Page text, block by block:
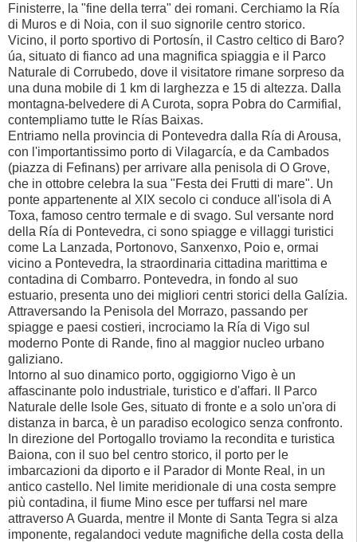
Finisterre, la "fine della terra" dei romani. Cerchiamo la Ría
di Muros e di Noia, con il suo signorile centro storico.
Vicino, il porto sportivo di Portosín, il Castro celtico di Baro?
úa, situato di fianco ad una magnifica spiaggia e il Parco
Naturale di Corrubedo, dove il visitatore rimane sorpreso da
una duna mobile di 1 km di larghezza e 15 di altezza. Dalla
montagna-belvedere di A Curota, sopra Pobra do Carmifial,
contempliamo tutte le Rías Baixas.
Entriamo nella provincia di Pontevedra dalla Ría di Arousa,
con l'importantissimo porto di Vilagarcía, e da Cambados
(piazza di Fefinans) per arrivare alla penisola di O Grove,
che in ottobre celebra la sua "Festa dei Frutti di mare". Un
ponte appartenente al XIX secolo ci conduce all'isola di A
Toxa, famoso centro termale e di svago. Sul versante nord
della Ría di Pontevedra, ci sono spiagge e villaggi turistici
come La Lanzada, Portonovo, Sanxenxo, Poio e, ormai
vicino a Pontevedra, la straordinaria cittadina marittima e
contadina di Combarro. Pontevedra, in fondo al suo
estuario, presenta uno dei migliori centri storici della Galízia.
Attraversando la Penisola del Morrazo, passando per
spiagge e paesi costieri, incrociamo la Ría di Vigo sul
moderno Ponte di Rande, fino al maggior nucleo urbano
galiziano.
Intorno al suo dinamico porto, oggigiorno Vigo è un
affascinante polo industriale, turistico e d'affari. Il Parco
Naturale delle Isole Ges, situato di fronte e a solo un'ora di
distanza in barca, è un paradiso ecologico senza confronto.
In direzione del Portogallo troviamo la recondita e turistica
Baiona, con il suo bel centro storico, il porto per le
imbarcazioni da diporto e il Parador di Monte Real, in un
antico castello. Nel limite meridionale di una costa sempre
più contadina, il fiume Mino esce per tuffarsi nel mare
attraverso A Guarda, mentre il Monte di Santa Tegra si alza
imponente, regalandoci vedute magnifiche della costa della